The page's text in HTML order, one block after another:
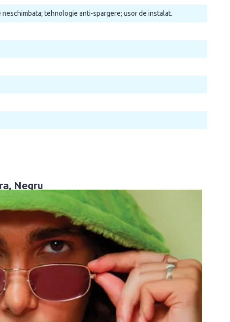
tehnologie anti-spargere; usor de instalat.
Negru